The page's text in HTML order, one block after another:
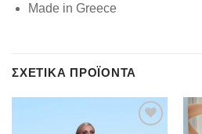
Made in Greece
ΣΧΕΤΙΚΆ ΠΡΟΪΌΝΤΑ